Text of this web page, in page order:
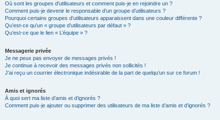
Où sont les groupes d’utilisateurs et comment puis-je en rejoindre un ?
Comment puis-je devenir le responsable d’un groupe d’utilisateurs ?
Pourquoi certains groupes d’utilisateurs apparaissent dans une couleur différente ?
Qu’est-ce qu’un « groupe d’utilisateurs par défaut » ?
Qu’est-ce que le lien « L’équipe » ?
Messagerie privée
Je ne peux pas envoyer de messages privés !
Je continue à recevoir des messages privés non sollicités !
J’ai reçu un courrier électronique indésirable de la part de quelqu’un sur ce forum !
Amis et ignorés
À quoi sert ma liste d’amis et d’ignorés ?
Comment puis-je ajouter ou supprimer des utilisateurs de ma liste d’amis et d’ignorés ?